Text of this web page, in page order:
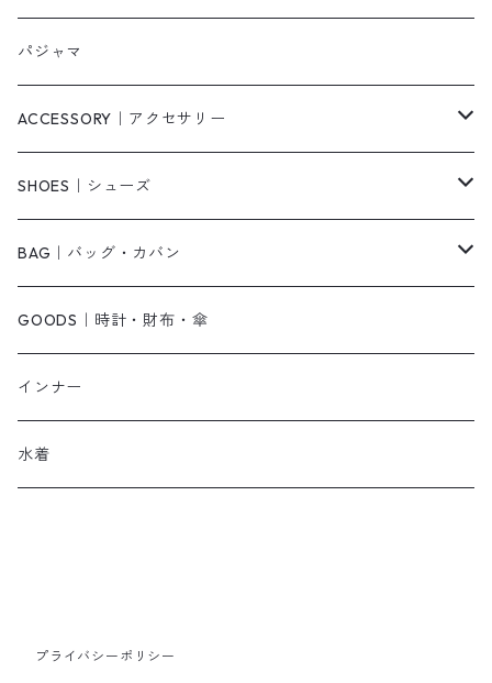
スウェット/パーカー
ニット/セーター
ベアトップ・チューブトップ
その他
ダウンコート
その他
ニットワンピース
ロングワンピース
シャツワンピース
キャミワンピース
オールインワン・サロペット
ジャンパースカート
その他
ショートパンツ
スカート
その他
パジャマ
ACCESSORY｜アクセサリー
ピアス・リング
ネックレス
ベルト
ブレスレット
帽子
ストール・マフラー
SHOES｜シューズ
パンプス
サンダル
ショートブーツ・ブーティ
ロングブーツ
その他
BAG｜バッグ・カバン
ショルダーバッグ
ハンドバッグ
リュック
その他
GOODS｜時計・財布・傘
インナー
水着
プライバシーポリシー